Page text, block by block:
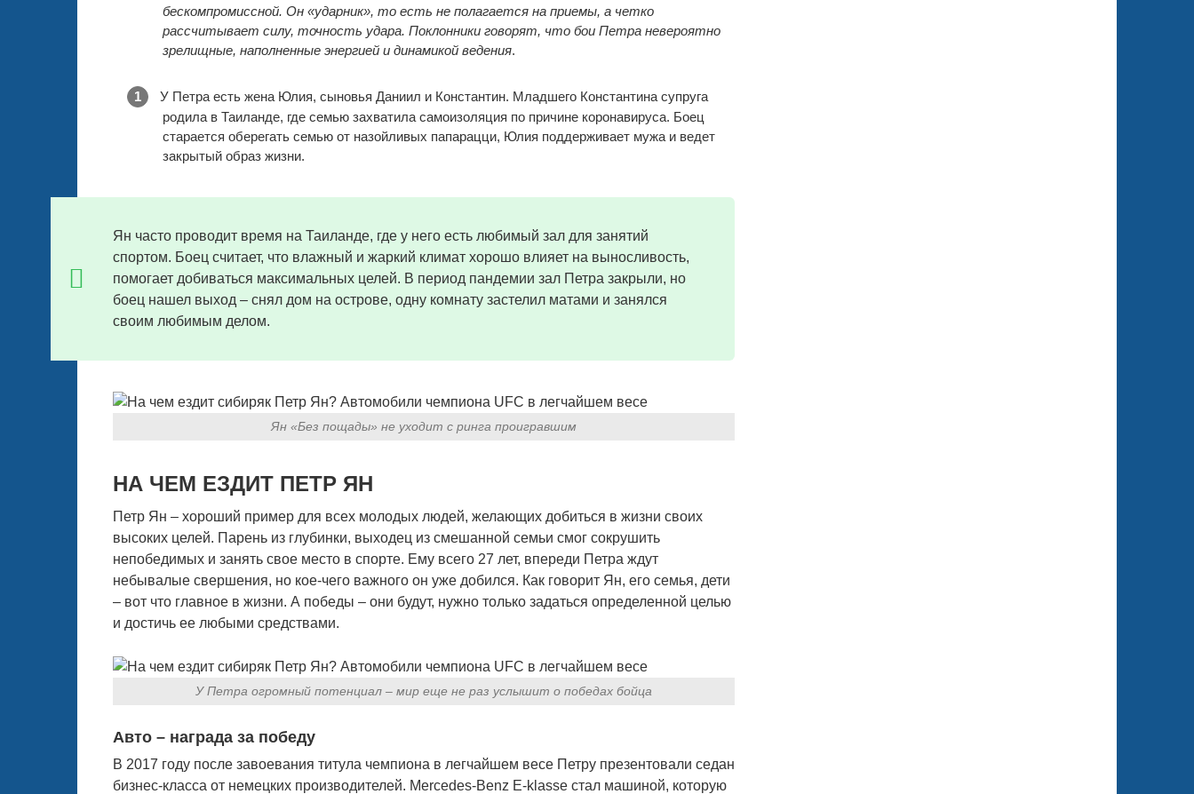
бескомпромиссной. Он «ударник», то есть не полагается на приемы, а четко
рассчитывает силу, точность удара. Поклонники говорят, что бои Петра невероятно
зрелищные, наполненные энергией и динамикой ведения.
У Петра есть жена Юлия, сыновья Даниил и Константин. Младшего Константина супруга
родила в Таиланде, где семью захватила самоизоляция по причине коронавируса. Боец
старается оберегать семью от назойливых папарацци, Юлия поддерживает мужа и ведет
закрытый образ жизни.
Ян часто проводит время на Таиланде, где у него есть любимый зал для занятий
спортом. Боец считает, что влажный и жаркий климат хорошо влияет на выносливость,
помогает добиваться максимальных целей. В период пандемии зал Петра закрыли, но
боец нашел выход – снял дом на острове, одну комнату застелил матами и занялся
своим любимым делом.
Ян «Без пощады» не уходит с ринга проигравшим
НА ЧЕМ ЕЗДИТ ПЕТР ЯН
Петр Ян – хороший пример для всех молодых людей, желающих добиться в жизни своих
высоких целей. Парень из глубинки, выходец из смешанной семьи смог сокрушить
непобедимых и занять свое место в спорте. Ему всего 27 лет, впереди Петра ждут
небывалые свершения, но кое-чего важного он уже добился. Как говорит Ян, его семья, дети
– вот что главное в жизни. А победы – они будут, нужно только задаться определенной целью
и достичь ее любыми средствами.
У Петра огромный потенциал – мир еще не раз услышит о победах бойца
Авто – награда за победу
В 2017 году после завоевания титула чемпиона в легчайшем весе Петру презентовали седан
бизнес-класса от немецких производителей. Mercedes-Benz E-klasse стал машиной, которую